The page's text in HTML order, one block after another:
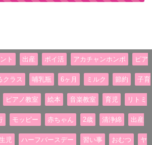
ト 出産 ポイ活 アカチャンホンポ ピア
クラス 哺乳瓶 6ヶ月 ミルク 節約 子育
ピアノ教室 絵本 音楽教室 育児 リトミ
モッピー 赤ちゃん 2歳 清浄綿 出産
児 ハーフバースデー 習い事 おむつ ヤ